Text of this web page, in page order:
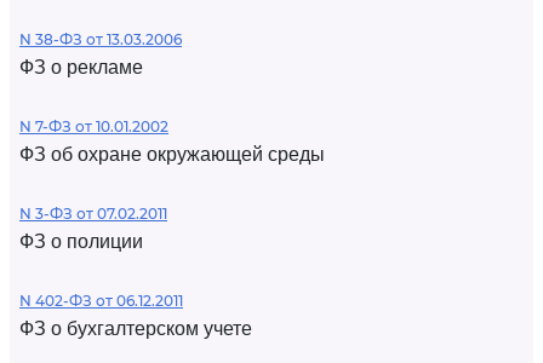
N 38-ФЗ от 13.03.2006
ФЗ о рекламе
N 7-ФЗ от 10.01.2002
ФЗ об охране окружающей среды
N 3-ФЗ от 07.02.2011
ФЗ о полиции
N 402-ФЗ от 06.12.2011
ФЗ о бухгалтерском учете